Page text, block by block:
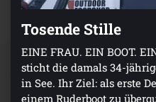
Tosende Stille
EINE FRAU. EIN BOOT.
sticht die damals 34-
in See. Ihr Ziel: als erste
einem Ruderboot zu